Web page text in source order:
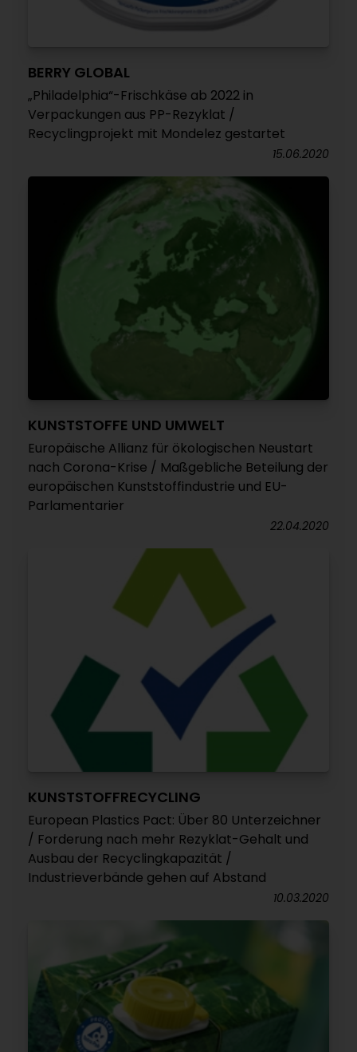
BERRY GLOBAL
„Philadelphia“-Frischkäse ab 2022 in
Verpackungen aus PP-Rezyklat /
Recyclingprojekt mit Mondelez gestartet
15.06.2020
KUNSTSTOFFE UND UMWELT
Europäische Allianz für ökologischen Neustart
nach Corona-Krise / Maßgebliche Beteilung der
europäischen Kunststoffindustrie und EU-
Parlamentarier
22.04.2020
KUNSTSTOFFRECYCLING
European Plastics Pact: Über 80 Unterzeichner
/ Forderung nach mehr Rezyklat-Gehalt und
Ausbau der Recyclingkapazität /
Industrieverbände gehen auf Abstand
10.03.2020